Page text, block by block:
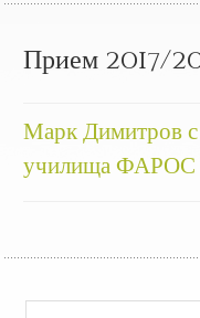
Прием 2017/
Марк Димитров с
училища ФАРОС